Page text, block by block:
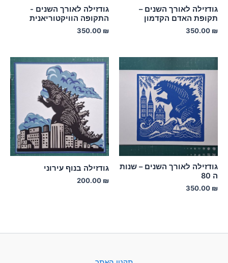
גודזילה לאורך השנים –
תקופת האדם הקדמון
350.00 ₪
גודזילה לאורך השנים -
התקופה הוויקטוריאנית
350.00 ₪
גודזילה לאורך השנים – שנות
ה 80
350.00 ₪
גודזילה בנוף עירוני
200.00 ₪